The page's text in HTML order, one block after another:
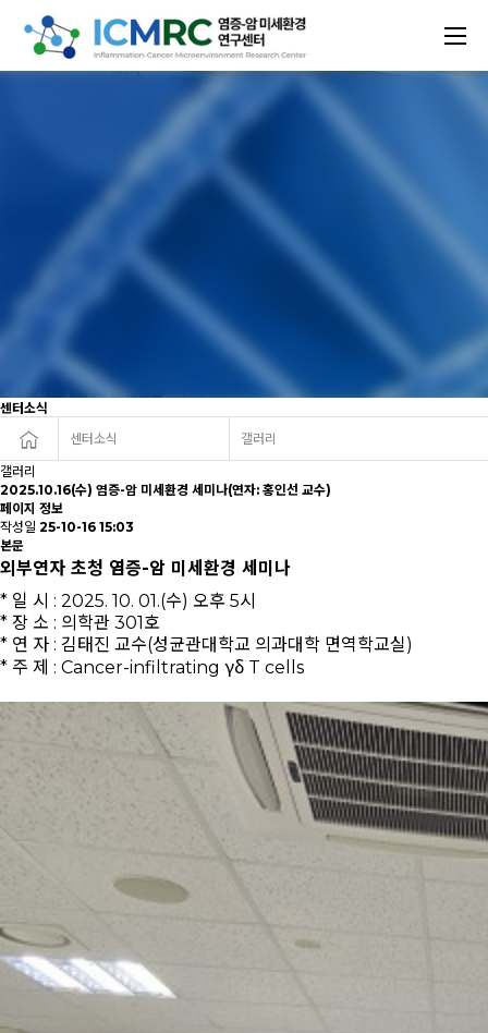
센터소식
센터소식
갤러리
갤러리
2025.10.16(수) 염증-암 미세환경 세미나(연자: 홍인선 교수)
페이지 정보
작성일 25-10-16 15:03
본문
외부연자 초청 염증-암 미세환경 세미나
* 일 시 : 2025. 10. 01.(수) 오후 5시
* 장 소 : 의학관 301호
* 연 자 : 김태진 교수(성균관대학교 의과대학 면역학교실)
* 주 제 : Cancer-infiltrating γδ T cells